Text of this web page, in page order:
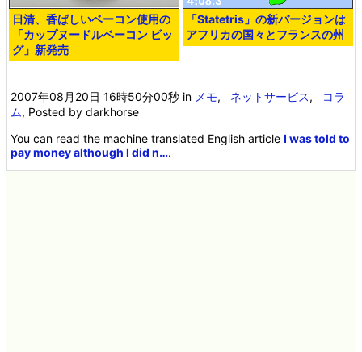
日清、香ばしいベーコン使用の
「カップヌードルベーコン ビッ
グ」新発売
「Statetris」の新バージョンは
アフリカの国々とフランスの州
2007年08月20日 16時50分00秒 in メモ, ネットサービス,
コラ
ム, Posted by darkhorse
You can read the machine translated English articleI was told to
pay money although I did n….